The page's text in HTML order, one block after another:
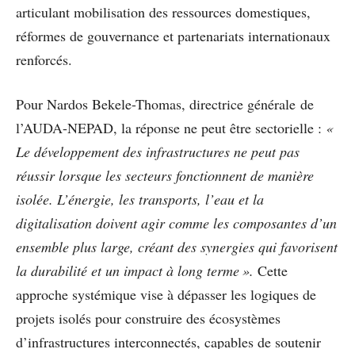
articulant mobilisation des ressources domestiques,
réformes de gouvernance et partenariats internationaux
renforcés.
Pour Nardos Bekele-Thomas, directrice générale de
l’AUDA-NEPAD, la réponse ne peut être sectorielle : «
Le développement des infrastructures ne peut pas
réussir lorsque les secteurs fonctionnent de manière
isolée. L’énergie, les transports, l’eau et la
digitalisation doivent agir comme les composantes d’un
ensemble plus large, créant des synergies qui favorisent
la durabilité et un impact à long terme ». Cette
approche systémique vise à dépasser les logiques de
projets isolés pour construire des écosystèmes
d’infrastructures interconnectés, capables de soutenir